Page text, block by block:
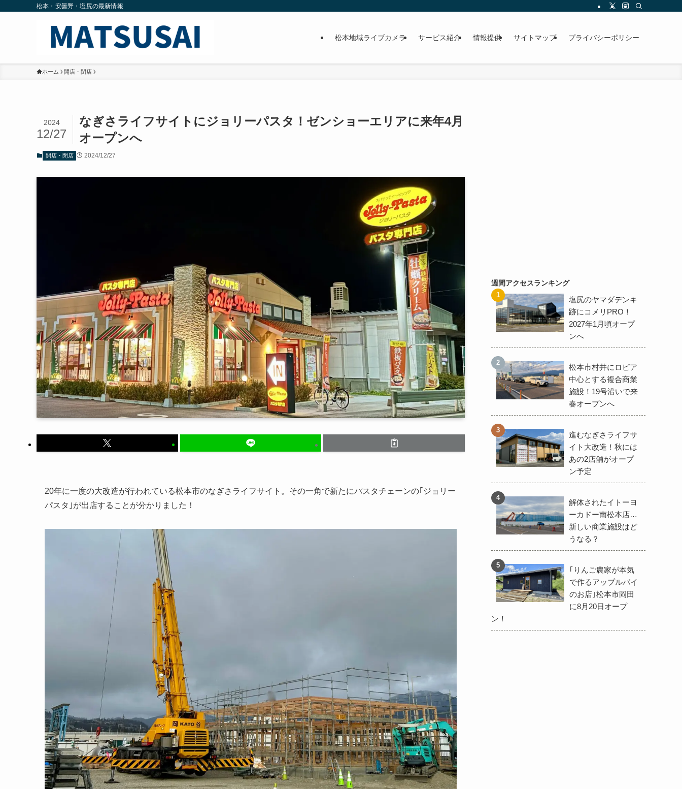
松本・安曇野・塩尻の最新情報
松本地域ライブカメラ サービス紹介 情報提供 サイトマップ プライバシーポリシー
ホーム 開店・閉店
なぎさライフサイトにジョリーパスタ！ゼンショーエリアに来年4月
オープンへ
2024
12/27
開店・閉店 2024/12/27
20年に一度の大改造が行われている松本市のなぎさライフサイト。その一角で新たにパスタチェーンの｢ジョリー
パスタ｣が出店することが分かりました！
週間アクセスランキング
塩尻のヤマダデンキ
跡にコメリPRO！
2027年1月頃オープ
ンへ
松本市村井にロピア
中心とする複合商業
施設！19号沿いで来
春オープンへ
進むなぎさライフサ
イト大改造！秋には
あの2店舗がオープ
ン予定
解体されたイトーヨ
ーカドー南松本店…
新しい商業施設はど
うなる？
｢りんご農家が本気
で作るアップルパイ
のお店｣松本市岡田
に8月20日オープ
ン！